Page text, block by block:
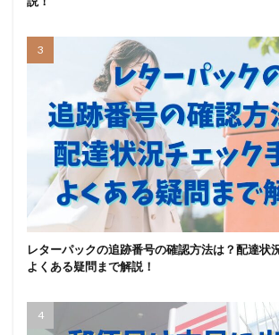
レターパックの追跡番号の確認方法は？配達状
よくある疑問まで解説！